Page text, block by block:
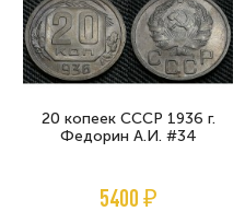
20 копеек СССР 1936 г.
Федорин А.И. #34
5400 ₽